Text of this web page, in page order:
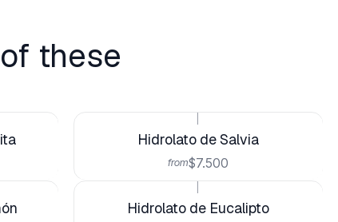
these
Hidrolato de Salvia
from$7.500
Hidrolato de Eucalipto